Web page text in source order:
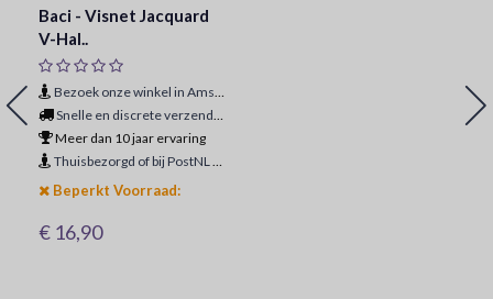
Baci - Visnet Jacquard
V-Hal..
Bezoek onze winkel in Amsterdam
Snelle en discrete verzending
Meer dan 10 jaar ervaring
Thuisbezorgd of bij PostNL ophaalpunt
Beperkt Voorraad:
€ 16,90